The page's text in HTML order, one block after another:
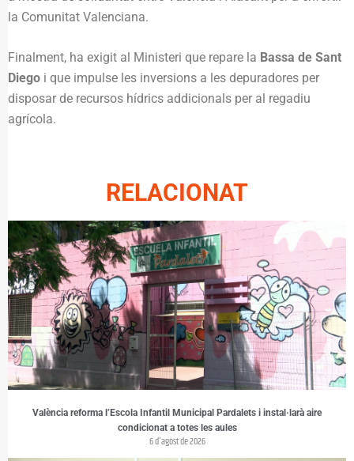
la Comunitat Valenciana.
Finalment, ha exigit al Ministeri que repare la Bassa de Sant
Diego i que impulse les inversions a les depuradores per
disposar de recursos hídrics addicionals per al regadiu
agrícola.
RELACIONAT
València reforma l’Escola Infantil Municipal Pardalets i instal·larà aire
condicionat a totes les aules
6 d'agost de 2026